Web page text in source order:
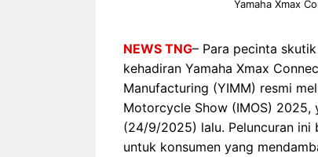
Yamaha Xmax
NEWS TNG– Para pecinta
kehadiran Yamaha Xmax
Manufacturing (YIMM) resmi
Motorcycle Show (IMOS) 2025,
(24/9/2025) lalu. Peluncuran ini
untuk konsumen yang